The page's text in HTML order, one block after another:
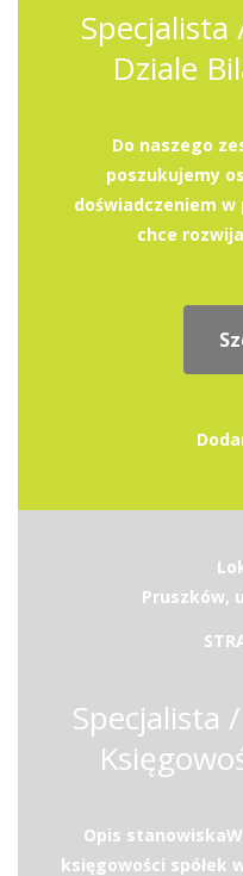
Specjalista
Dziale
Do naszego
poszukujemy
doświadczeniem w
chce
Pruszków,
Specjalista
Opis
księgowości spółek